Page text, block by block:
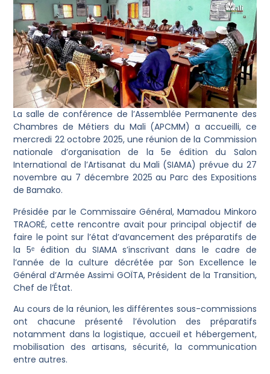
La salle de conférence de l’Assemblée Permanente des
Chambres de Métiers du Mali (APCMM) a accueilli, ce
mercredi 22 octobre 2025, une réunion de la Commission
nationale d’organisation de la 5e édition du Salon
International de l’Artisanat du Mali (SIAMA) prévue du 27
novembre au 7 décembre 2025 au Parc des Expositions
de Bamako.
Présidée par le Commissaire Général, Mamadou Minkoro
TRAORÉ, cette rencontre avait pour principal objectif de
faire le point sur l’état d’avancement des préparatifs de
la 5ᵉ édition du SIAMA s’inscrivant dans le cadre de
l’année de la culture décrétée par Son Excellence le
Général d’Armée Assimi GOÏTA, Président de la Transition,
Chef de l’État.
Au cours de la réunion, les différentes sous-commissions
ont chacune présenté l’évolution des préparatifs
notamment dans la logistique, accueil et hébergement,
mobilisation des artisans, sécurité, la communication
entre autres.